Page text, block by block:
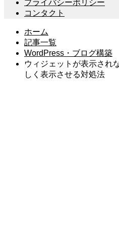
プライバシーポリシー
コンタクト
ホーム
記事一覧
WordPress・ブログ構築
ウィジェットが表示され
しく表示させる対処法